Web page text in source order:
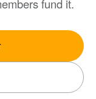
fund it.